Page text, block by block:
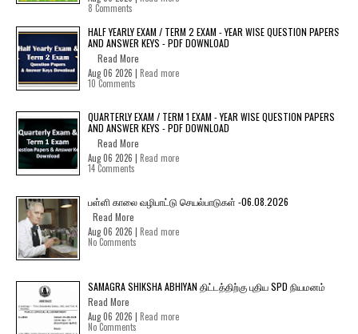
8 Comments
HALF YEARLY EXAM / TERM 2 EXAM - YEAR WISE QUESTION PAPERS
AND ANSWER KEYS - PDF DOWNLOAD
Read More
Aug 06 2026 | Read more
10 Comments
QUARTERLY EXAM / TERM 1 EXAM - YEAR WISE QUESTION PAPERS
AND ANSWER KEYS - PDF DOWNLOAD
Read More
Aug 06 2026 | Read more
14 Comments
பள்ளி காலை வழிபாட்டு செயல்பாடுகள் -06.08.2026
Read More
Aug 06 2026 | Read more
No Comments
SAMAGRA SHIKSHA ABHIYAN திட்டத்திற்கு புதிய SPD நியமனம்
Read More
Aug 06 2026 | Read more
No Comments